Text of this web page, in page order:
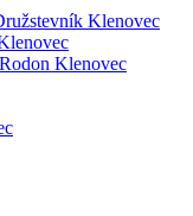
Klenovec
Klenovec